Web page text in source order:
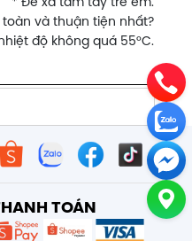
và thuận tiện nhất?
độ không quá 55°C.
TOÁN